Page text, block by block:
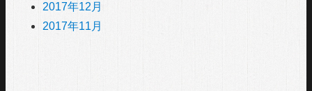
2017年12月
2017年11月